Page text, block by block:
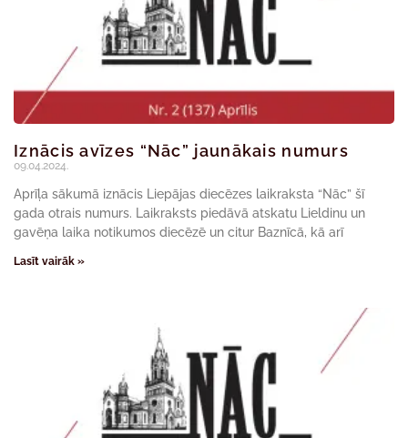
Iznācis avīzes “Nāc” jaunākais numurs
09.04.2024.
Aprīļa sākumā iznācis Liepājas diecēzes laikraksta “Nāc” šī
gada otrais numurs. Laikraksts piedāvā atskatu Lieldinu un
gavēņa laika notikumos diecēzē un citur Baznīcā, kā arī
Lasīt vairāk »